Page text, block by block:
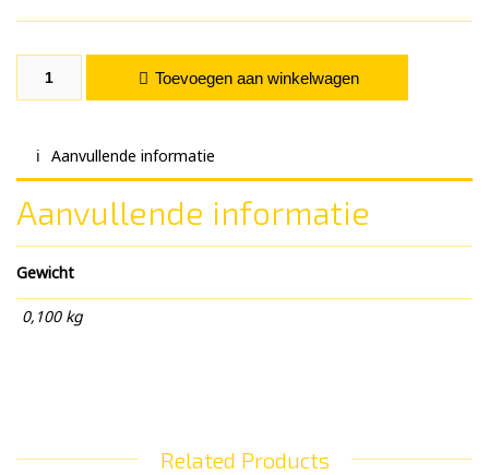
Gloe Bait Smoke Black Halibut Frutti 100 ml. aantal
Toevoegen aan winkelwagen
Aanvullende informatie
Aanvullende informatie
Gewicht
0,100 kg
Related Products